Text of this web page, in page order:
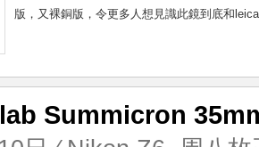
版，又裸銅版，令更多人想見識此鏡到底和
Summicron